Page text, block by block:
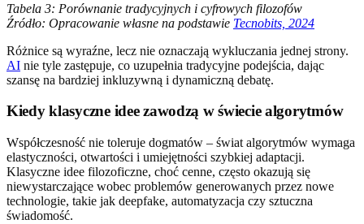
Tabela 3: Porównanie tradycyjnych i cyfrowych filozofów
Źródło: Opracowanie własne na podstawie Tecnobits, 2024
Różnice są wyraźne, lecz nie oznaczają wykluczania jednej strony.
AI nie tyle zastępuje, co uzupełnia tradycyjne podejścia, dając
szansę na bardziej inkluzywną i dynamiczną debatę.
Kiedy klasyczne idee zawodzą w świecie algorytmów
Współczesność nie toleruje dogmatów – świat algorytmów wymaga
elastyczności, otwartości i umiejętności szybkiej adaptacji.
Klasyczne idee filozoficzne, choć cenne, często okazują się
niewystarczające wobec problemów generowanych przez nowe
technologie, takie jak deepfake, automatyzacja czy sztuczna
świadomość.